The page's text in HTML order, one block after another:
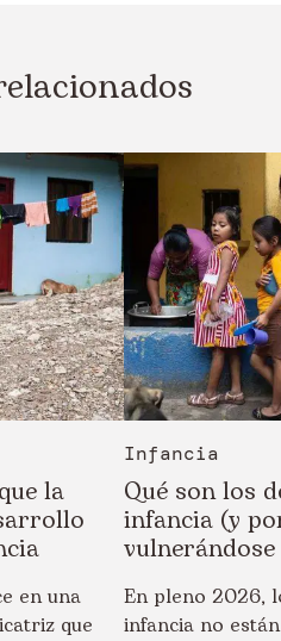
la
en una
que
Infancia
Qué son los
infancia (y
En pleno 2026,
infancia no